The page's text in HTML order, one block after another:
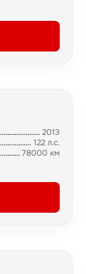
2013
122 л.с.
78000 км